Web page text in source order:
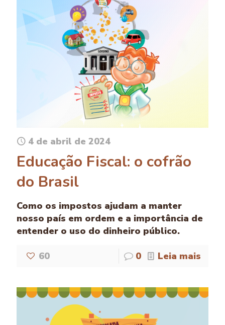
4 de abril de 2024
Educação Fiscal: o cofrão
do Brasil
Como os impostos ajudam a manter
nosso país em ordem e a importância de
entender o uso do dinheiro público.
60 0 Leia mais